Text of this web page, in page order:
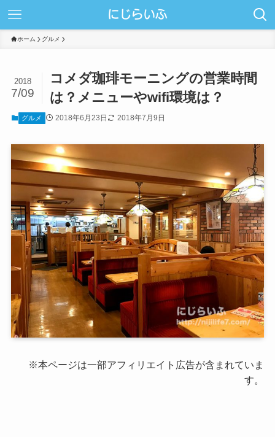
ホーム グルメ
コメダ珈琲モーニングの営業時間
は？メニューやwifi環境は？
2018
7/09
グルメ 2018年6月23日 2018年7月9日
※本ページは一部アフィリエイト広告が含まれていま
す。